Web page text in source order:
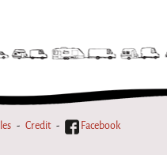
Credit Facebook